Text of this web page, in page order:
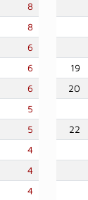
8
8
6
6
6
5
5
4
4
4
19
20
22